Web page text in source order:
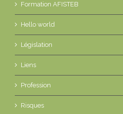
Formation AFISTEB
Hello world
Législation
Liens
Profession
Risques